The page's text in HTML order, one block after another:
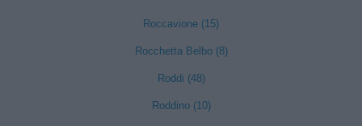
Roccavione (15)
Rocchetta Belbo (8)
Roddi (48)
Roddino (10)